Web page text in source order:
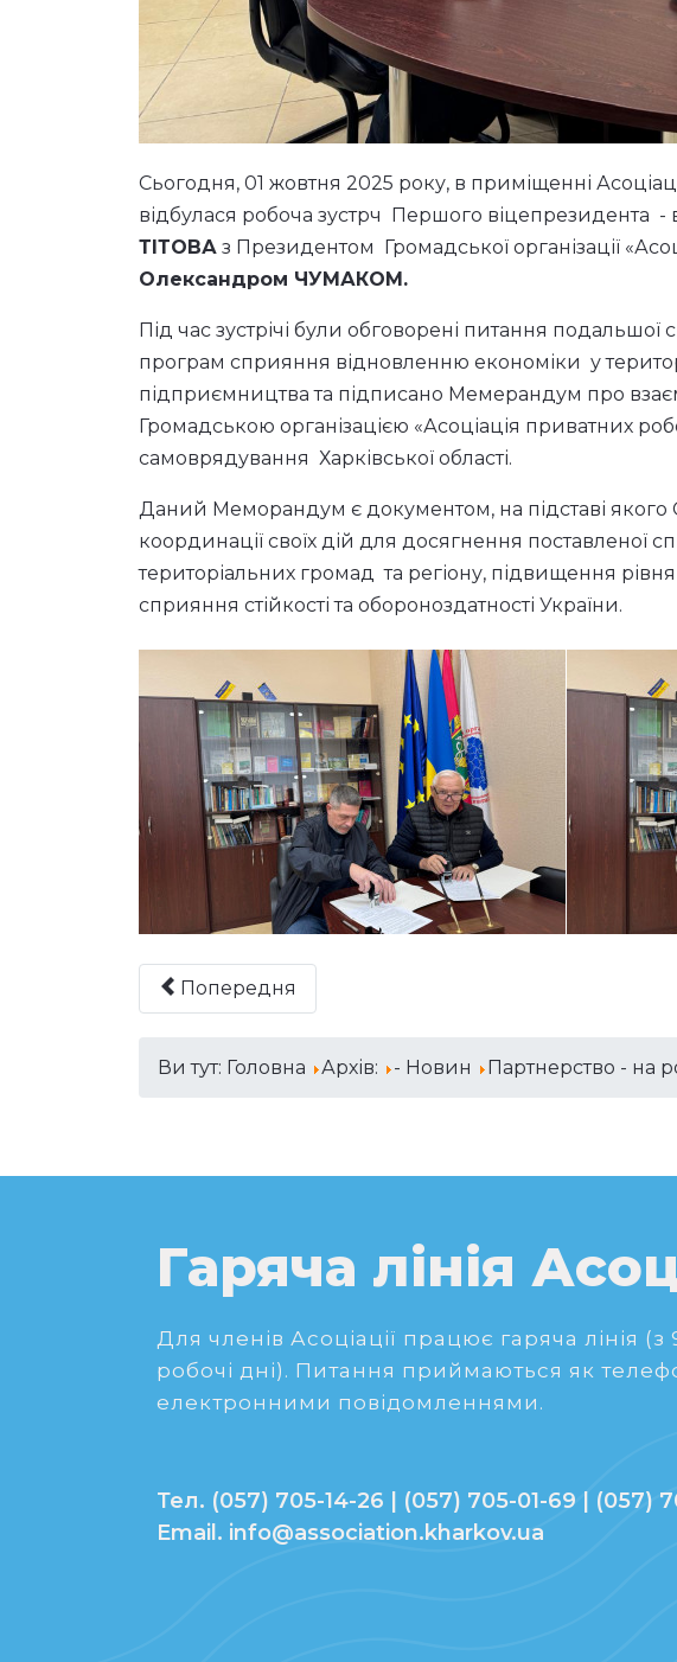
Сьогодня, 01 жовтня 2025 року, в приміщенні
відбулася робоча зустрч Першого віцепрезидента -
ТІТОВА з Президентом Громадської організації
Олександром ЧУМАКОМ.
Під час зустрічі були обговорені питання
програм сприяння відновленню економіки у
підприємництва та підписано Мемерандум про
Громадською організацією «Асоціація приватних
самоврядування Харківської області.
Даний Меморандум є документом, на підставі якого
координації своїх дій для досягнення поставленої
територіальних громад та регіону, підвищення
сприяння стійкості та обороноздатності України.
Попередня
Ви тут: Головна Архів: - Новин Партнерство - на
Гаряча лінія
Для членів Асоціації працює гаряча лінія (з
робочі дні). Питання приймаються як
електронними повідомленнями.
Тел. (057) 705-14-26 | (057) 705-01-69 | (057)
Email. info@association.kharkov.ua